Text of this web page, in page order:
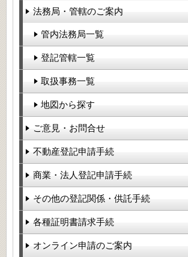
法務局・管轄のご案内
管内法務局一覧
登記管轄一覧
取扱事務一覧
地図から探す
ご意見・お問合せ
不動産登記申請手続
商業・法人登記申請手続
その他の登記関係・供託手続
各種証明書請求手続
オンライン申請のご案内